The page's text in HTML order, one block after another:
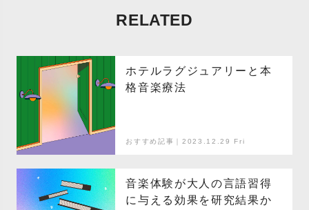
RELATED
ホテルラグジュアリーと本
格音楽療法
おすすめ記事｜2023.12.29 Fri
音楽体験が大人の言語習得
に与える効果を研究結果か